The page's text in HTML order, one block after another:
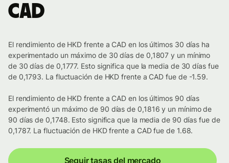
CAD
El rendimiento de HKD frente a CAD en los últimos 30 días ha
experimentado un máximo de 30 días de 0,1807 y un mínimo
de 30 días de 0,1777. Esto significa que la media de 30 días fue
de 0,1793. La fluctuación de HKD frente a CAD fue de -1.59.
El rendimiento de HKD frente a CAD en los últimos 90 días
experimentó un máximo de 90 días de 0,1816 y un mínimo de
90 días de 0,1748. Esto significa que la media de 90 días fue de
0,1787. La fluctuación de HKD frente a CAD fue de 1.68.
Seguir tasas del mercado